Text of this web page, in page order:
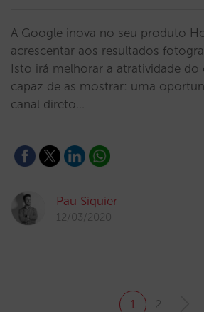
A Google inova no seu produto
acrescentar aos resultados
Isto irá melhorar a atratividade do
capaz de as mostrar: uma
canal direto…
Pau Siquier
12/03/2020
1 2